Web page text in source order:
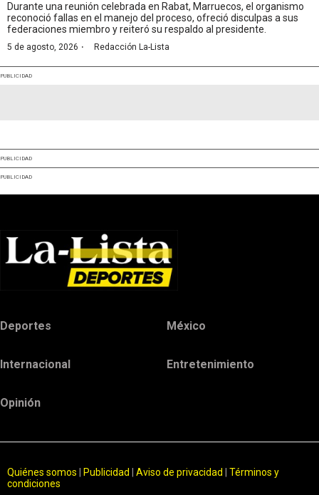
Durante una reunión celebrada en Rabat, Marruecos, el organismo
reconoció fallas en el manejo del proceso, ofreció disculpas a sus
federaciones miembro y reiteró su respaldo al presidente.
5 de agosto, 2026 · Redacción La-Lista
PUBLICIDAD
PUBLICIDAD
PUBLICIDAD
Deportes México
Internacional Entretenimiento
Opinión
Quiénes somos Publicidad Aviso de privacidad
Términos y
condiciones